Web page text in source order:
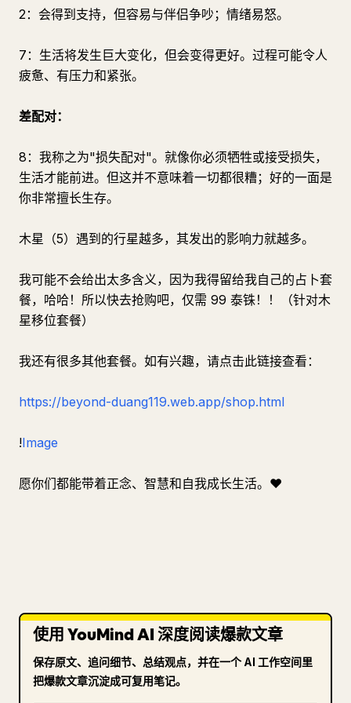
2：会得到支持，但容易与伴侣争吵；情绪易怒。
7：生活将发生巨大变化，但会变得更好。过程可能令人
疲惫、有压力和紧张。
差配对：
8：我称之为"损失配对"。就像你必须牺牲或接受损失，
生活才能前进。但这并不意味着一切都很糟；好的一面是
你非常擅长生存。
木星（5）遇到的行星越多，其发出的影响力就越多。
我可能不会给出太多含义，因为我得留给我自己的占卜套
餐，哈哈！所以快去抢购吧，仅需 99 泰铢！！（针对木
星移位套餐）
我还有很多其他套餐。如有兴趣，请点击此链接查看：
https://beyond-duang119.web.app/shop.html
!Image
愿你们都能带着正念、智慧和自我成长生活。❤️
使用 YouMind AI 深度阅读爆款文章
保存原文、追问细节、总结观点，并在一个 AI 工作空间里
把爆款文章沉淀成可复用笔记。